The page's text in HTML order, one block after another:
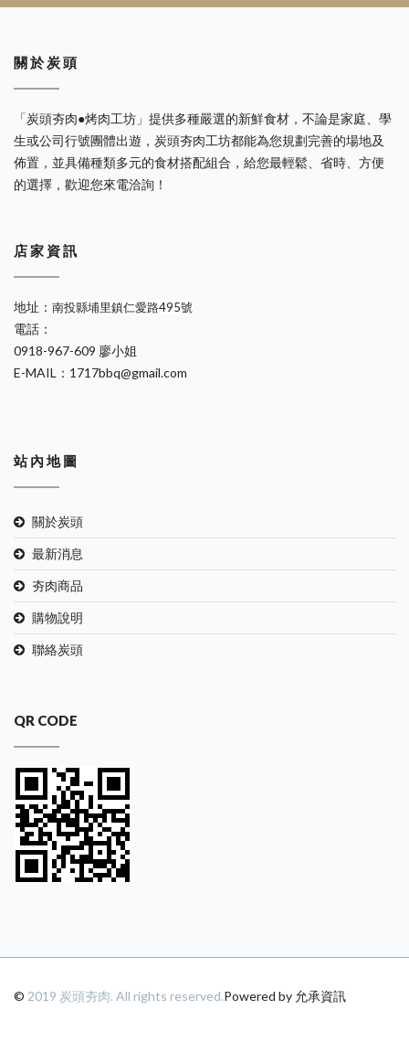
關 於 炭 頭
「炭頭夯肉●烤肉工坊」提供多種嚴選的新鮮食材，不論是家庭、學
生或公司行號團體出遊，炭頭夯肉工坊都能為您規劃完善的場地及
佈置，並具備種類多元的食材搭配組合，給您最輕鬆、省時、方便
的選擇，歡迎您來電洽詢！
店 家 資 訊
地址： 南投縣埔里鎮仁愛路495號
電話：
0918-967-609 廖小姐
E-MAIL：1717bbq@gmail.com
站 內 地 圖
關於炭頭
最新消息
夯肉商品
購物說明
聯絡炭頭
QR CODE
© 2019 炭頭夯肉. All rights reserved.Powered by 允承資訊